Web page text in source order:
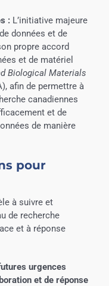
: L’initiative majeure
données et de
propre accord
et de matériel
Biological Materials
afin de permettre à
canadiennes
et de
de manière
pour
à suivre et
de recherche
et à réponse
urgences
et de réponse